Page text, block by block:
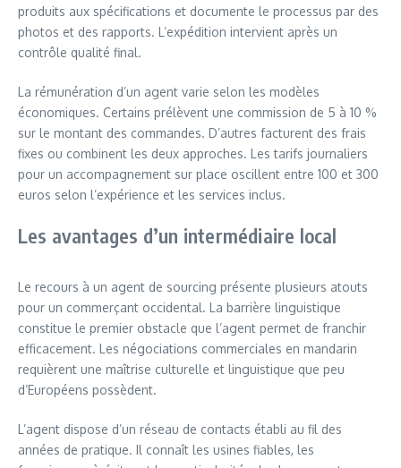
produits aux spécifications et documente le processus par des
photos et des rapports. L’expédition intervient après un
contrôle qualité final.
La rémunération d’un agent varie selon les modèles
économiques. Certains prélèvent une commission de 5 à 10 %
sur le montant des commandes. D’autres facturent des frais
fixes ou combinent les deux approches. Les tarifs journaliers
pour un accompagnement sur place oscillent entre 100 et 300
euros selon l’expérience et les services inclus.
Les avantages d’un intermédiaire local
Le recours à un agent de sourcing présente plusieurs atouts
pour un commerçant occidental. La barrière linguistique
constitue le premier obstacle que l’agent permet de franchir
efficacement. Les négociations commerciales en mandarin
requièrent une maîtrise culturelle et linguistique que peu
d’Européens possèdent.
L’agent dispose d’un réseau de contacts établi au fil des
années de pratique. Il connaît les usines fiables, les